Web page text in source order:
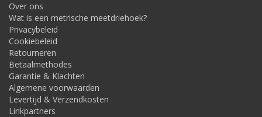
Over ons
Wat is een metrische meetdriehoek?
Privacybeleid
Cookiebeleid
Retourneren
Betaalmethodes
Garantie & Klachten
Algemene voorwaarden
Levertijd & Verzendkosten
Linkpartners